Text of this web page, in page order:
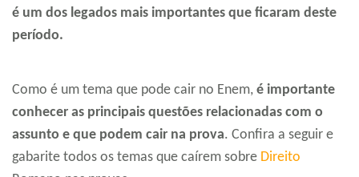
é um dos legados mais importantes que ficaram deste
período.
Como é um tema que pode cair no Enem, é importante
conhecer as principais questões relacionadas com o
assunto e que podem cair na prova. Confira a seguir e
gabarite todos os temas que caírem sobre Direito